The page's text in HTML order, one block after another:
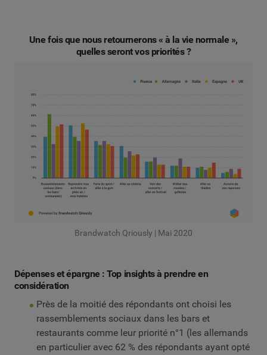
Une fois que nous retournerons « à la vie normale »,
quelles seront vos priorités ?
Brandwatch Qriously | Mai 2020
Dépenses et épargne : Top insights à prendre en
considération
Près de la moitié des répondants ont choisi les
rassemblements sociaux dans les bars et
restaurants comme leur priorité n°1 (les allemands
en particulier avec 62 % des répondants ayant opté